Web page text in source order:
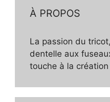
À PROPOS
La passion du
dentelle aux
touche à la